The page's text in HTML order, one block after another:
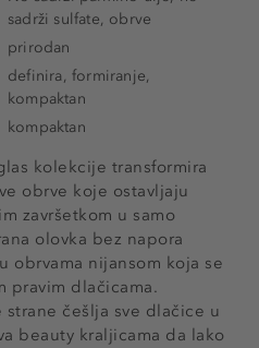
kolekcije transformira
obrve koje ostavljaju
završetkom u samo
olovka bez napora
obrvama nijansom koja se
pravim dlačicama.
češlja sve dlačice u
beauty kraljicama da lako
sadrži sulfate, obrve
prirodan
definira, formiranje,
kompaktan
kompaktan